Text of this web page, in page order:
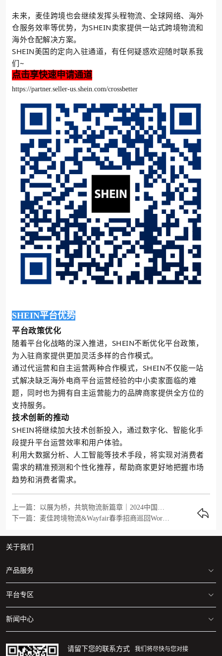
未来，麦佳跨境也会继续发挥头程物流、全球网络、海外
仓服务效率等优势，为SHEIN卖家提供一站式跨境物流和
海外仓配解决方案。
SHEIN美国的定向入驻通道，有任何疑惑欢迎随时联系我
们~
点击享快速申请通道
https://partner.seller-us.shein.com/crossbetter
SHEIN平台优势
平台政策优化
随着平台化战略的深入推进，SHEIN不断优化平台政策，
为入驻商家提供更加灵活多样的合作模式。
通过代运营和自主运营两种合作模式，SHEIN不仅能一站
式解决缺乏海外电商平台运营经验的中小卖家面临的难
题，同时也为拥有自主运营能力的品牌商家提供全方位的
支持服务。
技术创新的推动
SHEIN将继续加大技术创新投入，通过数字化、智能化手
段提升平台运营效率和用户体验。
利用大数据分析、人工智能等技术手段，将实现对消费者
需求的精准预测和个性化推荐，帮助商家更好地把握市场
趋势和消费者需求。
关于我们
产品服务
美国/加拿大 海运专线
美国/加拿大 空运专线
自营海外仓
平台专区
亚马逊仓库地址清单
美国/加拿大FBA仓库分布图
新闻中心
麦佳动态
请留下您的联系方式 我们将尽快与您对接